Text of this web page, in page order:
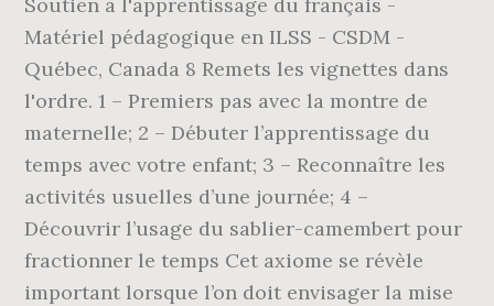
Matériel pédagogique en ILSS - CSDM -
Québec, Canada 8 Remets les vignettes dans
l'ordre. 1 – Premiers pas avec la montre de
maternelle; 2 – Débuter l’apprentissage du
temps avec votre enfant; 3 – Reconnaître les
activités usuelles d’une journée; 4 –
Découvrir l’usage du sablier-camembert pour
fractionner le temps Cet axiome se révèle
important lorsque l’on doit envisager la mise